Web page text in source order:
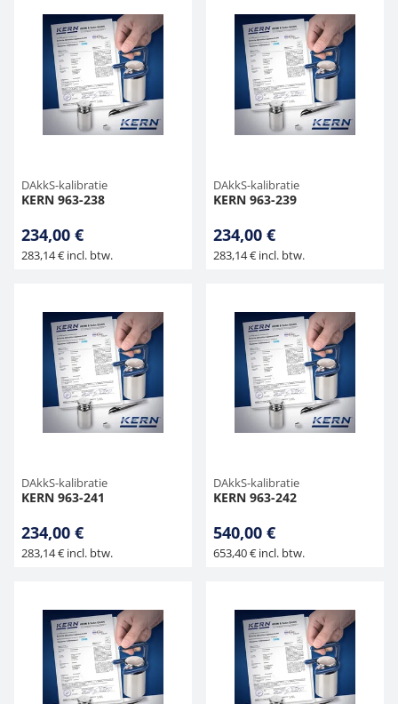
DAkkS-kalibratie
KERN 963-238
234,00 €
283,14 € incl. btw.
DAkkS-kalibratie
KERN 963-239
234,00 €
283,14 € incl. btw.
DAkkS-kalibratie
KERN 963-241
234,00 €
283,14 € incl. btw.
DAkkS-kalibratie
KERN 963-242
540,00 €
653,40 € incl. btw.